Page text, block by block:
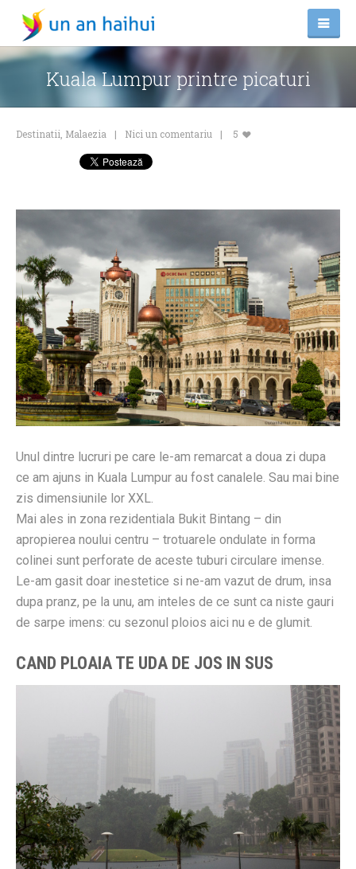
Kuala Lumpur printre picaturi
Destinatii Malaezia Nici un comentariu 5
Unul dintre lucruri pe care le-am remarcat a doua zi dupa
ce am ajuns in Kuala Lumpur au fost canalele. Sau mai bine
zis dimensiunile lor XXL.
Mai ales in zona rezidentiala Bukit Bintang – din
apropierea noului centru – trotuarele ondulate in forma
colinei sunt perforate de aceste tuburi circulare imense.
Le-am gasit doar inestetice si ne-am vazut de drum, insa
dupa pranz, pe la unu, am inteles de ce sunt ca niste gauri
de sarpe imens: cu sezonul ploios aici nu e de glumit.
CAND PLOAIA TE UDA DE JOS IN SUS